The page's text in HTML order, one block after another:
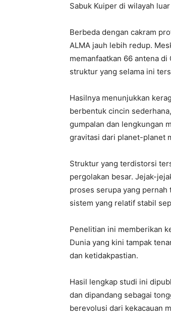
Sabuk Kuiper di wilayah
Berbeda dengan cakram
ALMA jauh lebih redup.
memanfaatkan 66 antena
struktur yang selama ini
Hasilnya menunjukkan
berbentuk cincin
gumpalan dan lengkungan
gravitasi dari planet-planet
Struktur yang terdistorsi
pergolakan besar. Jejak-
proses serupa yang
sistem yang relatif stabil
Penelitian ini memberikan
Dunia yang kini tampak
dan ketidakpastian.
Hasil lengkap studi ini
dan dipandang sebagai
berevolusi dari kekacauan